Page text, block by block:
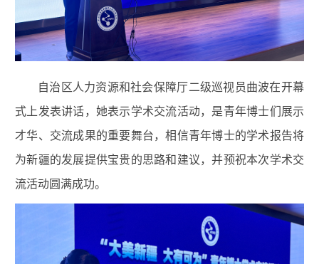
自治区人力资源和社会保障厅二级巡视员曲波在开幕
式上发表讲话，她表示学术交流活动，是青年博士们展示
才华、交流成果的重要舞台，相信青年博士的学术报告将
为新疆的发展提供宝贵的思路和建议，并预祝本次学术交
流活动圆满成功。